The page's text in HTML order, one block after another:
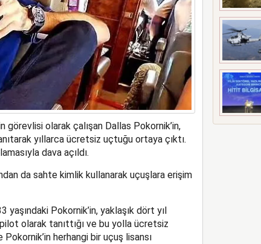
olarak çalışan Dallas Pokornik’in,
yıllarca ücretsiz uçtuğu ortaya çıktı.
dava açıldı.
da sahte kimlik kullanarak uçuşlara erişim
yaşındaki Pokornik’in, yaklaşık dört yıl
olarak tanıttığı ve bu yolla ücretsiz
herhangi bir uçuş lisansı